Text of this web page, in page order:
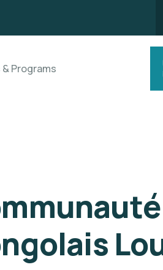
Programs